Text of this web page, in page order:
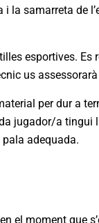
i la samarreta de
esportives. Es
us
per dur a
jugador/a tingui
pala adequada.
el moment que